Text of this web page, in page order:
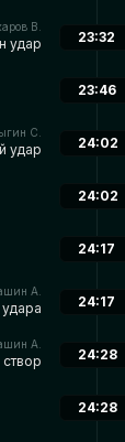
В.
удар 23:32
23:46
С.
удар 24:02
24:02
24:17
А.
24:17
А.
24:28
24:28